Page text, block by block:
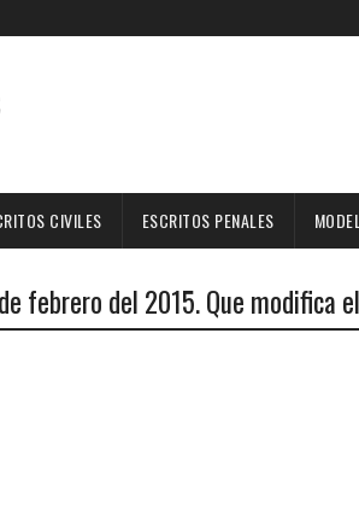
CIVILES ESCRITOS PENALES
febrero del 2015. Que